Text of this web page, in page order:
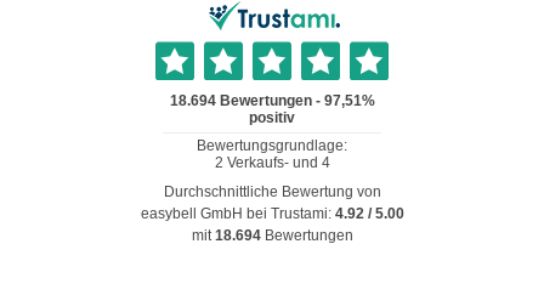
Durchschnittliche Bewertung von
easybell GmbH bei Trustami: 4.92/ 5.00
mit18.694 Bewertungen